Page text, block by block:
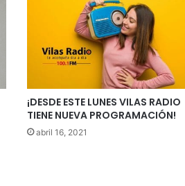
¡DESDE ESTE LUNES VILAS RADIO
TIENE NUEVA PROGRAMACIÓN!
abril 16, 2021